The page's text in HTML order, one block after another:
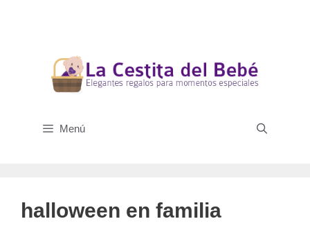
Menú
halloween en familia